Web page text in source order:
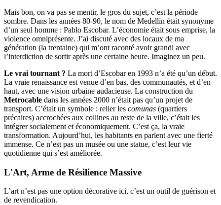
Mais bon, on va pas se mentir, le gros du sujet, c’est la période
sombre. Dans les années 80-90, le nom de Medellín était synonyme
d’un seul homme : Pablo Escobar. L’économie était sous emprise, la
violence omniprésente. J’ai discuté avec des locaux de ma
génération (la trentaine) qui m’ont raconté avoir grandi avec
l’interdiction de sortir après une certaine heure. Imaginez un peu.
Le vrai tournant ? La mort d’Escobar en 1993 n’a été qu’un début.
La vraie renaissance est venue d’en bas, des communautés, et d’en
haut, avec une vision urbaine audacieuse. La construction du
Metrocable dans les années 2000 n’était pas qu’un projet de
transport. C’était un symbole : relier les comunas (quartiers
précaires) accrochées aux collines au reste de la ville, c’était les
intégrer socialement et économiquement. C’est ça, la vraie
transformation. Aujourd’hui, les habitants en parlent avec une fierté
immense. Ce n’est pas un musée ou une statue, c’est leur vie
quotidienne qui s’est améliorée.
L'Art, Arme de Résilience Massive
L’art n’est pas une option décorative ici, c’est un outil de guérison et
de revendication.